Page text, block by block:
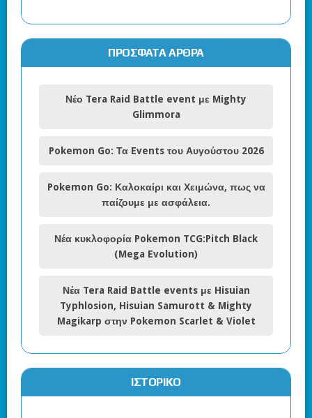
ΠΡΌΣΦΑΤΑ ΆΡΘΡΑ
Νέο Tera Raid Battle event με Mighty
Glimmora
Pokemon Go: Τα Events του Αυγούστου 2026
Pokemon Go: Καλοκαίρι και Χειμώνα, πως να
παίζουμε με ασφάλεια.
Νέα κυκλοφορία Pokemon TCG:Pitch Black
(Mega Evolution)
Νέα Tera Raid Battle events με Hisuian
Typhlosion, Hisuian Samurott & Mighty
Magikarp στην Pokemon Scarlet & Violet
ΙΣΤΟΡΙΚΌ